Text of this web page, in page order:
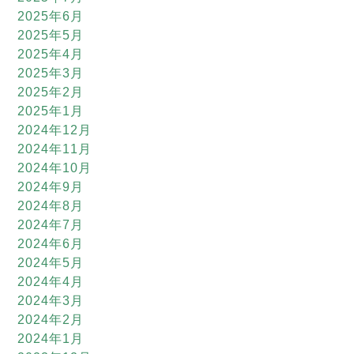
2025年6月
2025年5月
2025年4月
2025年3月
2025年2月
2025年1月
2024年12月
2024年11月
2024年10月
2024年9月
2024年8月
2024年7月
2024年6月
2024年5月
2024年4月
2024年3月
2024年2月
2024年1月